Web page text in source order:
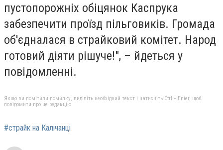
пустопорожніх обіцянок Каспрука
забезпечити проїзд пільговиків. Громада
об'єдналася в страйковий комітет. Народ
готовий діяти рішуче!", – йдеться у
повідомленні.
Якщо ви помітили помилку, виділіть необхідний текст і натисніть Ctrl + Enter, щоб
повідомити про це редакцію
#страйк на Калічанці